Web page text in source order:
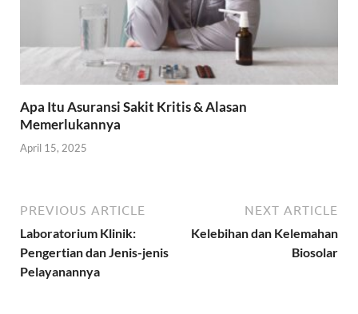
Apa Itu Asuransi Sakit Kritis & Alasan
Memerlukannya
April 15, 2025
PREVIOUS ARTICLE
Laboratorium Klinik:
Pengertian dan Jenis-jenis
Pelayanannya
NEXT ARTICLE
Kelebihan dan Kelemahan
Biosolar